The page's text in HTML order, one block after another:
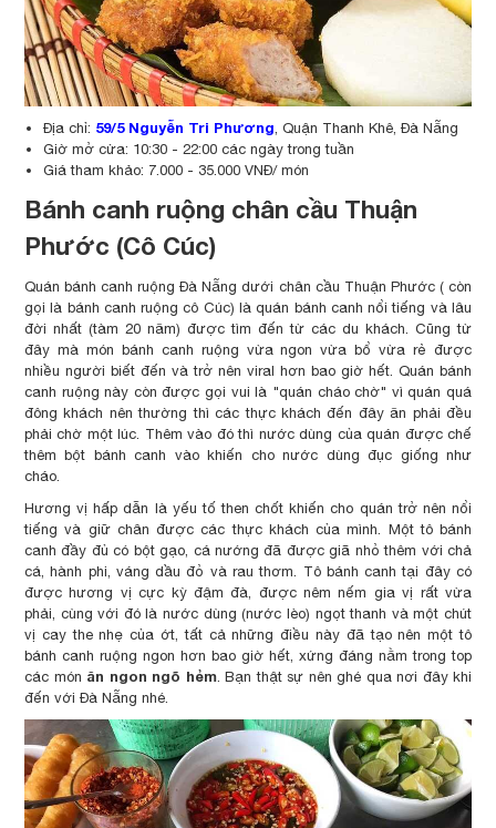
Địa chỉ: 59/5 Nguyễn Tri Phương , Quận Thanh Khê, Đà Nẵng
Giờ mở cửa: 10:30 - 22:00 các ngày trong tuần
Giá tham khảo: 7.000 - 35.000 VNĐ/ món
Bánh canh ruộng chân cầu Thuận
Phước (Cô Cúc)
Quán bánh canh ruộng Đà Nẵng dưới chân cầu Thuận Phước ( còn
gọi là bánh canh ruộng cô Cúc) là quán bánh canh nổi tiếng và lâu
đời nhất (tàm 20 năm) được tìm đến từ các du khách. Cũng từ
đây mà món bánh canh ruộng vừa ngon vừa bổ vừa rẻ được
nhiều người biết đến và trở nên viral hơn bao giờ hết. Quán bánh
canh ruộng này còn được gọi vui là "quán cháo chờ" vì quán quá
đông khách nên thường thì các thực khách đến đây ăn phải đều
phải chờ một lúc. Thêm vào đó thì nước dùng của quán được chế
thêm bột bánh canh vào khiến cho nước dùng đục giống như
cháo.
Hương vị hấp dẫn là yếu tố then chốt khiến cho quán trở nên nổi
tiếng và giữ chân được các thực khách của mình. Một tô bánh
canh đầy đủ có bột gạo, cá nướng đã được giã nhỏ thêm với chả
cá, hành phi, váng dầu đỏ và rau thơm. Tô bánh canh tại đây có
được hương vị cực kỳ đậm đà, được nêm nếm gia vị rất vừa
phải, cùng với đó là nước dùng (nước lèo) ngọt thanh và một chút
vị cay the nhẹ của ớt, tất cả những điều này đã tạo nên một tô
bánh canh ruộng ngon hơn bao giờ hết, xứng đáng nằm trong top
các món ăn ngon ngõ hẻm. Bạn thật sự nên ghé qua nơi đây khi
đến với Đà Nẵng nhé.